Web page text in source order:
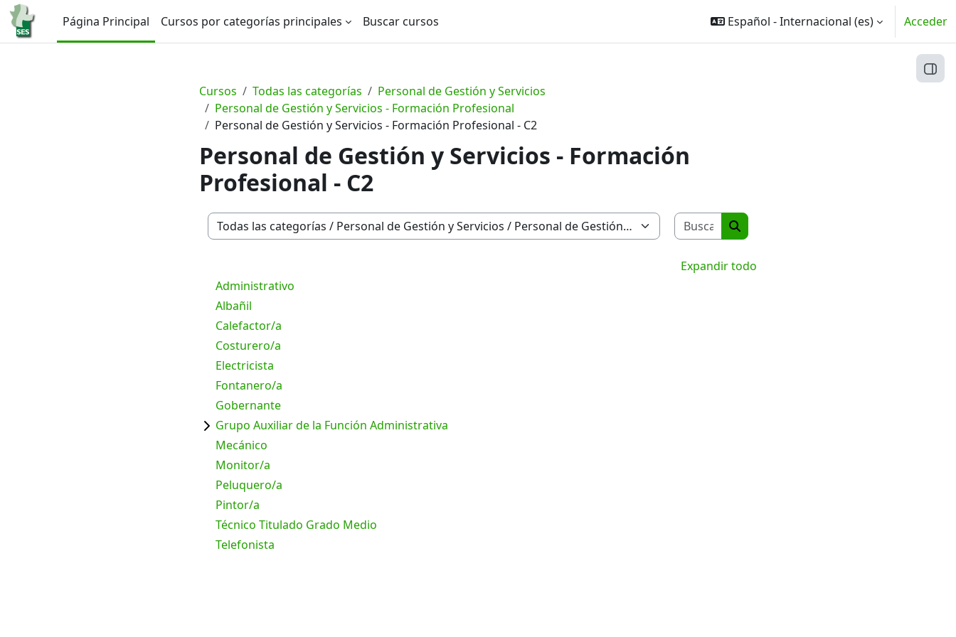
Salta al contenido principal
Página Principal
Cursos por categorías principales Buscar cursos Español - Internacional ‎(es)‎ Acceder
Cursos
Todas las categorías
Personal de Gestión y Servicios
Personal de Gestión y Servicios - Formación Profesional
Personal de Gestión y Servicios - Formación Profesional - C2
Personal de Gestión y Servicios - Formación
Profesional - C2
Categorías
Buscar cursos
Buscar cursos
Expandir todo
Administrativo
Albañil
Calefactor/a
Costurero/a
Electricista
Fontanero/a
Gobernante
Grupo Auxiliar de la Función Administrativa
Mecánico
Monitor/a
Peluquero/a
Pintor/a
Técnico Titulado Grado Medio
Telefonista